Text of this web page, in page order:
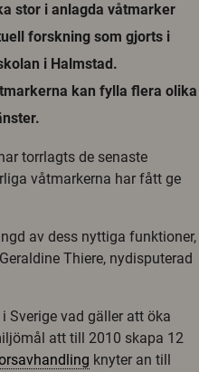
stor i anlagda våtmarker
forskning som gjorts i
i Halmstad.
kan fylla flera olika
torrlagts de senaste
våtmarkerna har fått ge
av dess nyttiga funktioner,
Thiere, nydisputerad
Sverige vad gäller att öka
att till 2010 skapa 12
knyter an till